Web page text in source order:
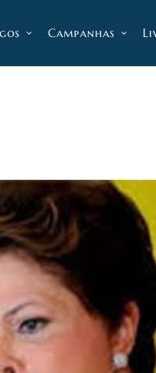
Campanhas